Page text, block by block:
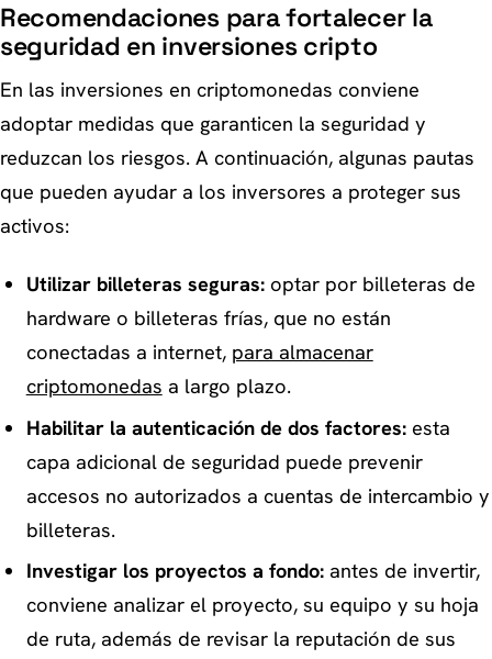
Recomendaciones para fortalecer la
seguridad en inversiones cripto
En las inversiones en criptomonedas conviene
adoptar medidas que garanticen la seguridad y
reduzcan los riesgos. A continuación, algunas pautas
que pueden ayudar a los inversores a proteger sus
activos:
Utilizar billeteras seguras:optar por billeteras de
hardware o billeteras frías, que no están
conectadas a internet, para almacenar
criptomonedas a largo plazo.
Habilitar la autenticación de dos factores:esta
capa adicional de seguridad puede prevenir
accesos no autorizados a cuentas de intercambio y
billeteras.
Investigar los proyectos a fondo:antes de invertir,
conviene analizar el proyecto, su equipo y su hoja
de ruta, además de revisar la reputación de sus